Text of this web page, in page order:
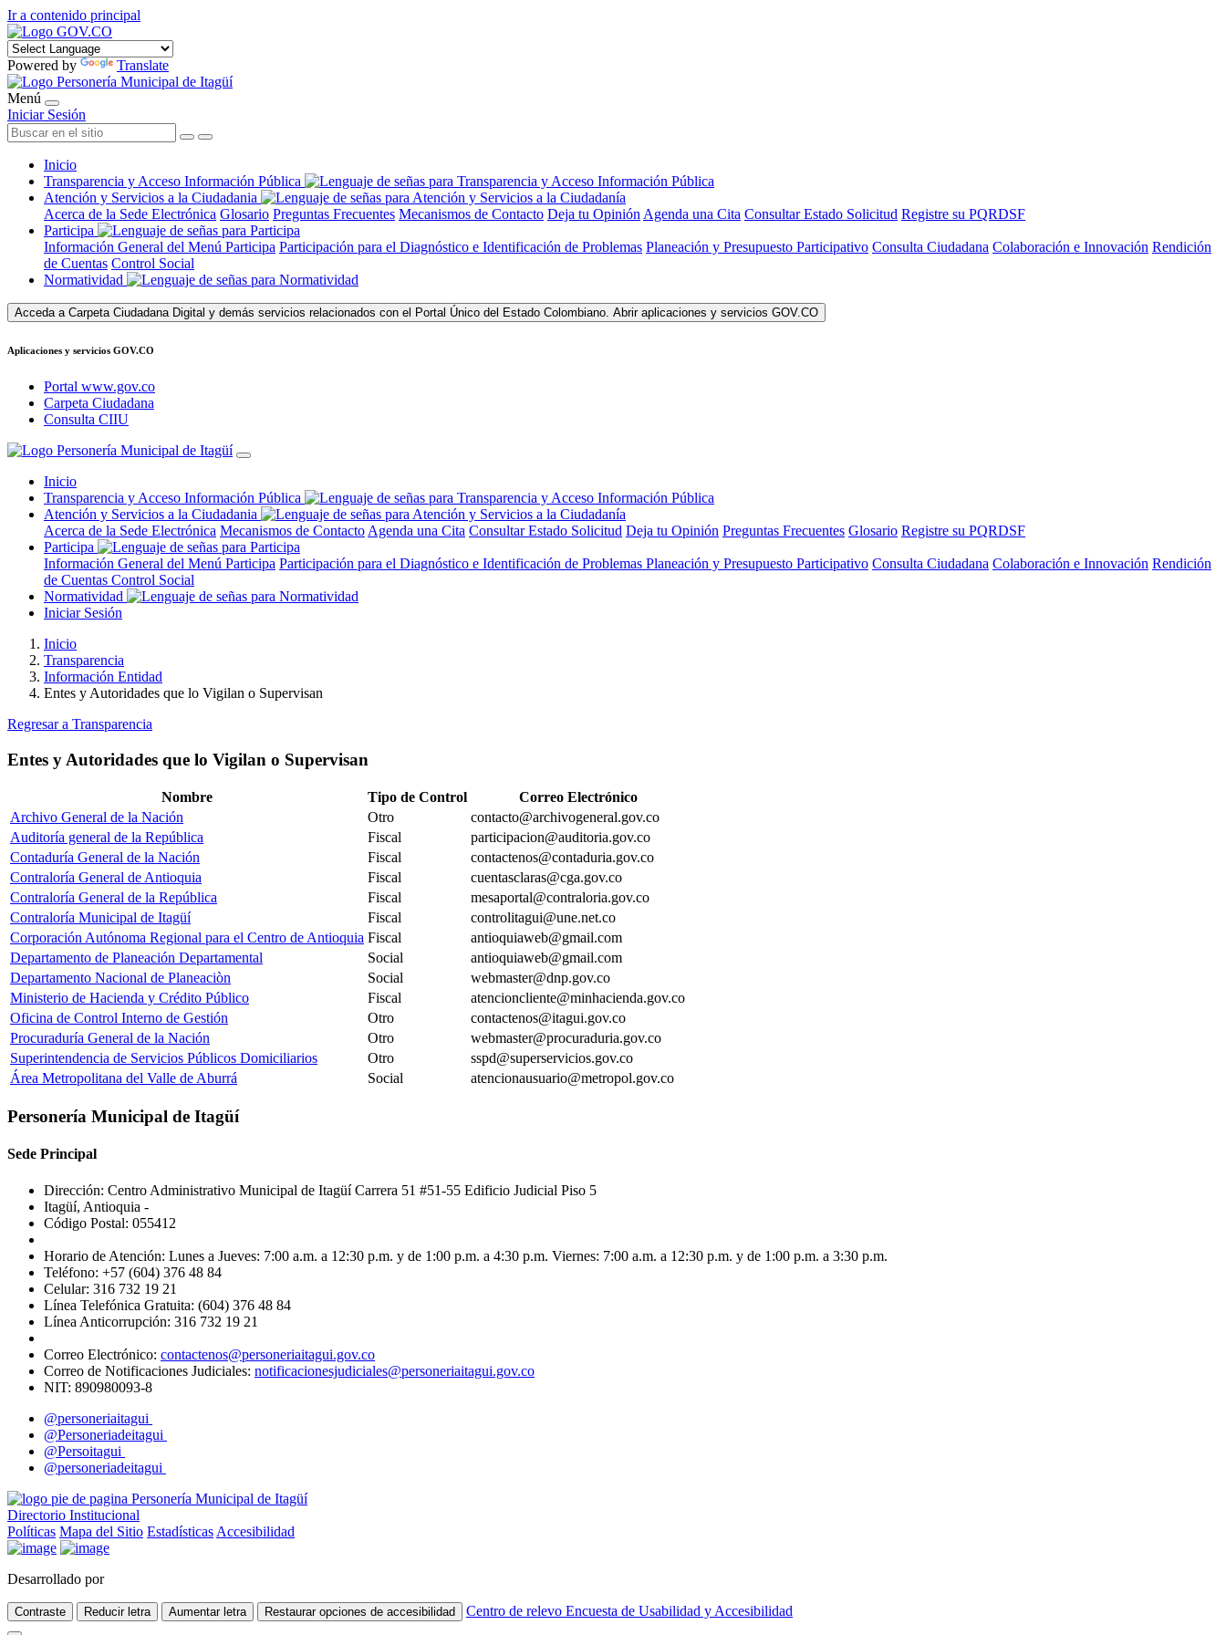
Ir a contenido principal
Powered by Translate
Menú
Iniciar Sesión
Inicio
Transparencia y Acceso Información Pública
Atención y Servicios a la Ciudadania
Acerca de la Sede Electrónica Glosario Preguntas Frecuentes Mecanismos de Contacto Deja tu Opinión Agenda una Cita Consultar Estado Solicitud Registre su PQRDSF
Participa
Información General del Menú Participa Participación para el Diagnóstico e Identificación de Problemas Planeación y Presupuesto Participativo Consulta Ciudadana Colaboración e Innovación Rendición
de Cuentas Control Social
Normatividad
Acceda a Carpeta Ciudadana Digital y demás servicios relacionados con el Portal Único del Estado Colombiano. Abrir aplicaciones y servicios GOV.CO
Aplicaciones y servicios GOV.CO
Portal www.gov.co
Carpeta Ciudadana
Consulta CIIU
Inicio
Transparencia y Acceso Información Pública
Atención y Servicios a la Ciudadania
Acerca de la Sede Electrónica Mecanismos de Contacto Agenda una Cita Consultar Estado Solicitud Deja tu Opinión Preguntas Frecuentes Glosario Registre su PQRDSF
Participa
Información General del Menú Participa Participación para el Diagnóstico e Identificación de Problemas Planeación y Presupuesto Participativo Consulta Ciudadana Colaboración e Innovación Rendición
de Cuentas Control Social
Normatividad
Iniciar Sesión
Inicio
Transparencia
Información Entidad
Entes y Autoridades que lo Vigilan o Supervisan
Regresar a Transparencia
Entes y Autoridades que lo Vigilan o Supervisan
Nombre Tipo de Control
Correo Electrónico
Archivo General de la Nación
Otro
contacto@archivogeneral.gov.co
Auditoría general de la República
Fiscal
participacion@auditoria.gov.co
Contaduría General de la Nación
Fiscal
contactenos@contaduria.gov.co
Contraloría General de Antioquia
Fiscal
cuentasclaras@cga.gov.co
Contraloría General de la República
Fiscal
mesaportal@contraloria.gov.co
Contraloría Municipal de Itagüí
Fiscal
controlitagui@une.net.co
Corporación Autónoma Regional para el Centro de Antioquia Fiscal
antioquiaweb@gmail.com
Departamento de Planeación Departamental
Social
antioquiaweb@gmail.com
Departamento Nacional de Planeaciòn
Social
webmaster@dnp.gov.co
Ministerio de Hacienda y Crédito Público
Fiscal
atencioncliente@minhacienda.gov.co
Oficina de Control Interno de Gestión
Otro
contactenos@itagui.gov.co
Procuraduría General de la Nación
Otro
webmaster@procuraduria.gov.co
Superintendencia de Servicios Públicos Domiciliarios
Otro
sspd@superservicios.gov.co
Área Metropolitana del Valle de Aburrá
Social atencionausuario@metropol.gov.co
Personería Municipal de Itagüí
Sede Principal
Dirección: Centro Administrativo Municipal de Itagüí Carrera 51 #51-55 Edificio Judicial Piso 5
Itagüí, Antioquia -
Código Postal: 055412
Horario de Atención: Lunes a Jueves: 7:00 a.m. a 12:30 p.m. y de 1:00 p.m. a 4:30 p.m. Viernes: 7:00 a.m. a 12:30 p.m. y de 1:00 p.m. a 3:30 p.m.
Teléfono: +57 (604) 376 48 84
Celular: 316 732 19 21
Línea Telefónica Gratuita: (604) 376 48 84
Línea Anticorrupción: 316 732 19 21
Correo Electrónico: contactenos@personeriaitagui.gov.co
Correo de Notificaciones Judiciales: notificacionesjudiciales@personeriaitagui.gov.co
NIT: 890980093-8
@personeriaitagui
@Personeriadeitagui
@Persoitagui
@personeriadeitagui
Directorio Institucional
Políticas Mapa del Sitio Estadísticas Accesibilidad
Desarrollado por
Contraste Reducir letra Aumentar letra Restaurar opciones de accesibilidad Centro de relevo Encuesta de Usabilidad y Accesibilidad